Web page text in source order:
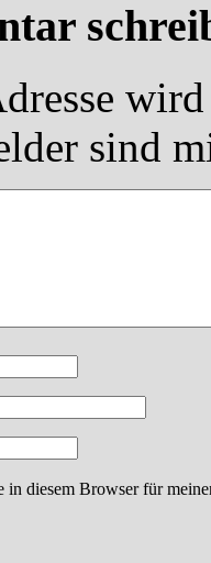
sind
diesem Browser für